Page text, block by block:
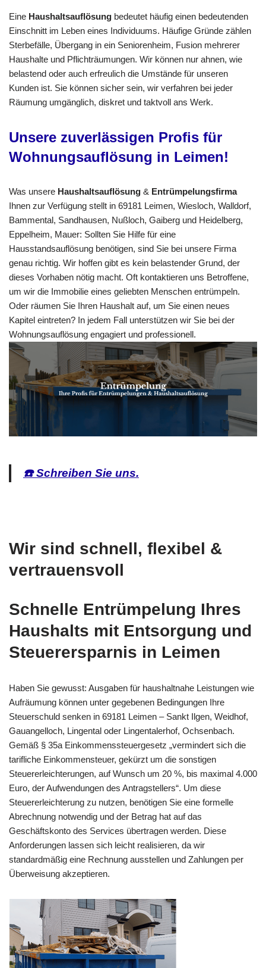
Eine Haushaltsauflösung bedeutet häufig einen bedeutenden
Einschnitt im Leben eines Individuums. Häufige Gründe zählen
Sterbefälle, Übergang in ein Seniorenheim, Fusion mehrerer
Haushalte und Pflichträumungen. Wir können nur ahnen, wie
belastend oder auch erfreulich die Umstände für unseren
Kunden ist. Sie können sicher sein, wir verfahren bei jeder
Räumung umgänglich, diskret und taktvoll ans Werk.
Unsere zuverlässigen Profis für
Wohnungsauflösung in Leimen!
Was unsere Haushaltsauflösung & Entrümpelungsfirma
Ihnen zur Verfügung stellt in 69181 Leimen, Wiesloch, Walldorf,
Bammental, Sandhausen, Nußloch, Gaiberg und Heidelberg,
Eppelheim, Mauer: Sollten Sie Hilfe für eine
Hausstandsauflösung benötigen, sind Sie bei unsere Firma
genau richtig. Wir hoffen gibt es kein belastender Grund, der
dieses Vorhaben nötig macht. Oft kontaktieren uns Betroffene,
um wir die Immobilie eines geliebten Menschen entrümpeln.
Oder räumen Sie Ihren Haushalt auf, um Sie einen neues
Kapitel eintreten? In jedem Fall unterstützen wir Sie bei der
Wohnungsauflösung engagiert und professionell.
☎️ Schreiben Sie uns.
Wir sind schnell, flexibel &
vertrauensvoll
Schnelle Entrümpelung Ihres
Haushalts mit Entsorgung und
Steuerersparnis in Leimen
Haben Sie gewusst: Ausgaben für haushaltnahe Leistungen wie
Aufräumung können unter gegebenen Bedingungen Ihre
Steuerschuld senken in 69181 Leimen – Sankt Ilgen, Weidhof,
Gauangelloch, Lingental oder Lingentalerhof, Ochsenbach.
Gemäß § 35a Einkommenssteuergesetz „vermindert sich die
tarifliche Einkommensteuer, gekürzt um die sonstigen
Steuererleichterungen, auf Wunsch um 20 %, bis maximal 4.000
Euro, der Aufwendungen des Antragstellers“. Um diese
Steuererleichterung zu nutzen, benötigen Sie eine formelle
Abrechnung notwendig und der Betrag hat auf das
Geschäftskonto des Services übertragen werden. Diese
Anforderungen lassen sich leicht realisieren, da wir
standardmäßig eine Rechnung ausstellen und Zahlungen per
Überweisung akzeptieren.